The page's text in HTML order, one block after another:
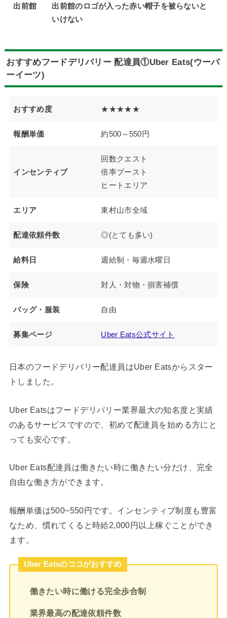
出前館
出前館のロゴが入った赤い帽子を被らないと
いけない
おすすめフードデリバリー 配達員①Uber Eats(ウーバ
ーイーツ)
おすすめ度 ★★★★★
報酬単価 約500～550円
インセンティブ
回数クエスト
倍率ブースト
ヒートエリア
エリア 東村山市全域
配達依頼件数 ◎(とても多い)
給料日 週給制・毎週水曜日
保険 対人・対物・損害補償
バッグ・服装 自由
募集ページ Uber Eats公式サイト
日本のフードデリバリー配達員はUber Eatsからスター
トしました。
Uber Eatsはフードデリバリー業界最大の知名度と実績
のあるサービスですので、初めて配達員を始める方にと
っても安心です。
Uber Eats配達員は働きたい時に働きたい分だけ、完全
自由な働き方ができます。
報酬単価は500~550円です。インセンティブ制度も豊富
なため、慣れてくると時給2,000円以上稼ぐことができ
ます。
Uber Eatsのココがおすすめ
働きたい時に働ける完全歩合制
業界最高の配達依頼件数